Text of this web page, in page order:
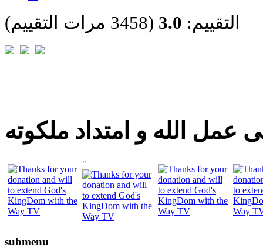
التقييم: 3.0 (3458 مرات التقييم)
عمل الله و امتداد ملكوته
"
submenu